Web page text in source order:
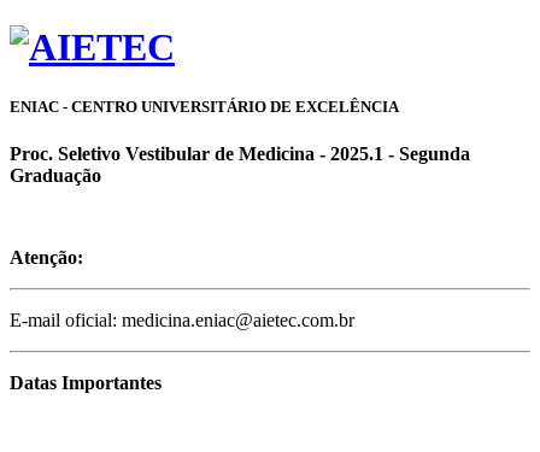
ENIAC - CENTRO UNIVERSITÁRIO DE EXCELÊNCIA
Proc. Seletivo Vestibular de Medicina - 2025.1 - Segunda
Graduação
Atenção:
E-mail oficial: medicina.eniac@aietec.com.br
Datas Importantes